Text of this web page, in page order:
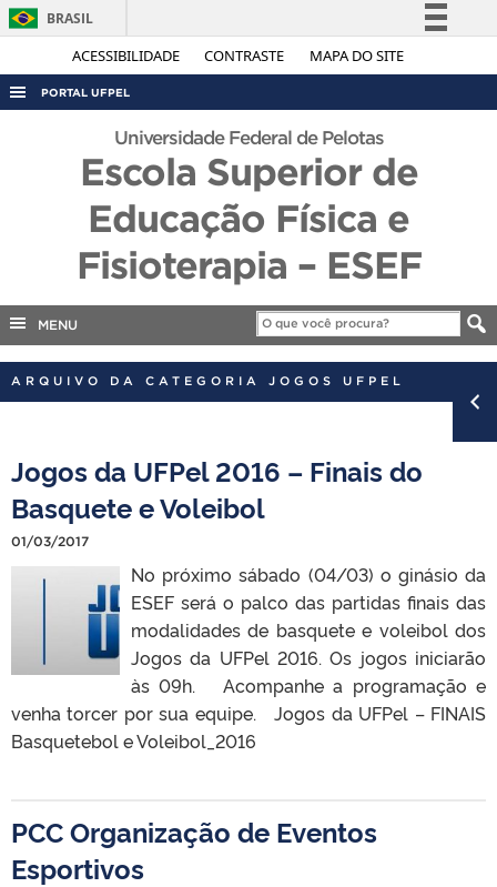
ACESSIBILIDADE CONTRASTE MAPA DO SITE
BRASIL
Simplifique!
Acesso à informação
Legislação
Canais
PORTAL UFPEL
ACESSO À INFORMAÇÃO
AUDITORIA
COBALTO
EDITAIS
INTERNACIONAL
Universidade Federal de Pelotas
Escola Superior de
Educação Física e
Fisioterapia – ESEF
MENU
ARQUIVO DA CATEGORIA JOGOS UFPEL
Jogos da UFPel 2016 – Finais do
Basquete e Voleibol
01/03/2017
No próximo sábado (04/03) o ginásio da
ESEF será o palco das partidas finais das
modalidades de basquete e voleibol dos
Jogos da UFPel 2016. Os jogos iniciarão
às 09h. Acompanhe a programação e
venha torcer por sua equipe. Jogos da UFPel – FINAIS
Basquetebol e Voleibol_2016
PCC Organização de Eventos
Esportivos